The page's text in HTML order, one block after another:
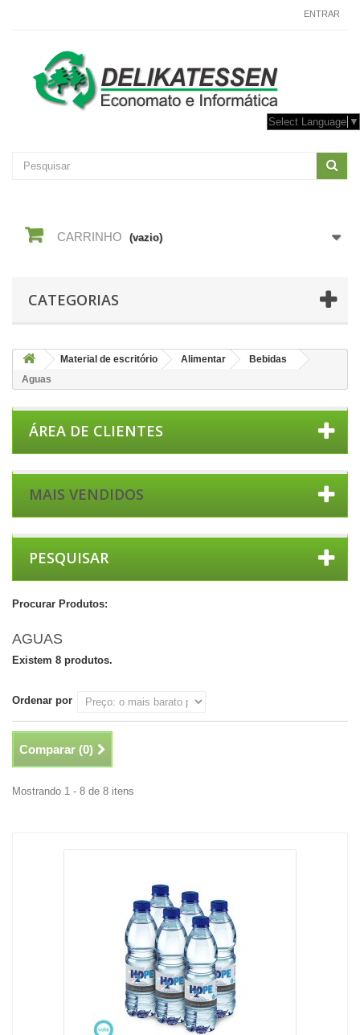
ENTRAR
Select Language ▼
CARRINHO (vazio)
CATEGORIAS
Material de escritório Alimentar
Bebidas
Aguas
ÁREA DE CLIENTES
MAIS VENDIDOS
PESQUISAR
Procurar Produtos:
AGUAS
Existem 8 produtos.
Ordenar por
Comparar (0)
Mostrando 1 - 8 de 8 itens